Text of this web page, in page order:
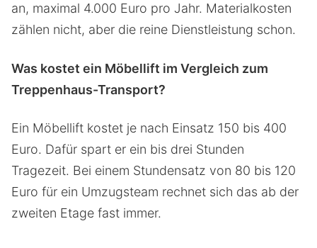
an, maximal 4.000 Euro pro Jahr. Materialkosten
zählen nicht, aber die reine Dienstleistung schon.
Was kostet ein Möbellift im Vergleich zum
Treppenhaus-Transport?
Ein Möbellift kostet je nach Einsatz 150 bis 400
Euro. Dafür spart er ein bis drei Stunden
Tragezeit. Bei einem Stundensatz von 80 bis 120
Euro für ein Umzugsteam rechnet sich das ab der
zweiten Etage fast immer.